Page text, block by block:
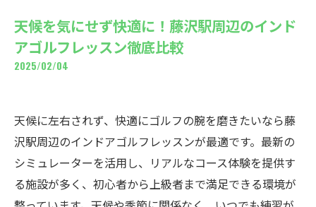
天候を気にせず快適に！藤沢駅周辺のインド
アゴルフレッスン徹底比較
2025/02/04
天候に左右されず、快適にゴルフの腕を磨きたいなら藤
沢駅周辺のインドアゴルフレッスンが最適です。最新の
シミュレーターを活用し、リアルなコース体験を提供す
る施設が多く、初心者から上級者まで満足できる環境が